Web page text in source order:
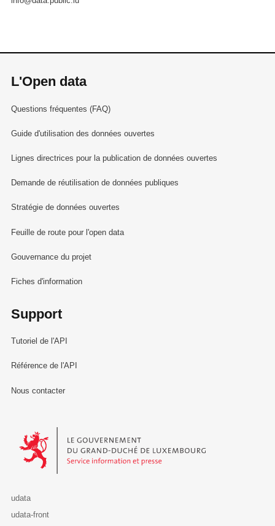
L'Open data
Questions fréquentes (FAQ)
Guide d'utilisation des données ouvertes
Lignes directrices pour la publication de données ouvertes
Demande de réutilisation de données publiques
Stratégie de données ouvertes
Feuille de route pour l'open data
Gouvernance du projet
Fiches d'information
Support
Tutoriel de l'API
Référence de l'API
Nous contacter
Le Gouvernement du Grand-Duché de Luxembourg - Service
udata
udata-front